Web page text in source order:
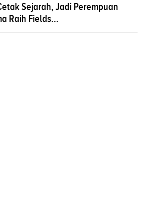
Sejarah, Jadi Perempuan
Raih Fields...